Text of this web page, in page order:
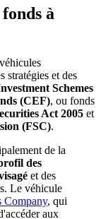
à
stratégies et des
Schemes
(CEF), ou fonds
Act 2005 et
(FSC).
de la
des
et des
Le véhicule
Company, qui
aux